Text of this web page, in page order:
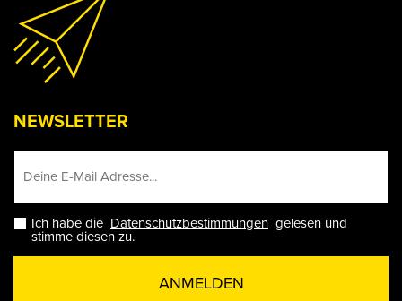
NEWSLETTER
Ich habe die Datenschutzbestimmungen gelesen und
stimme diesen zu.
ANMELDEN